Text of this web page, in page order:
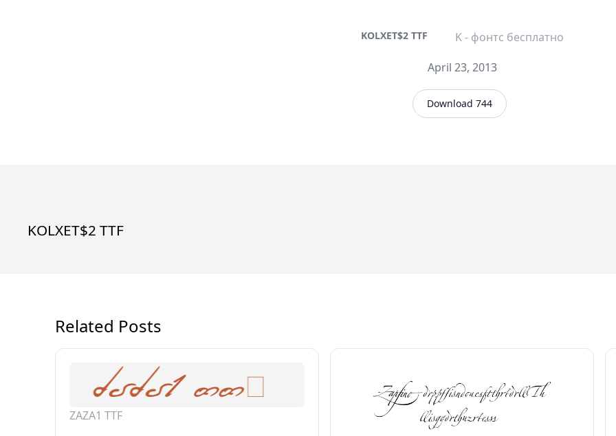
KOLXET$2 TTF
K - фонтс бесплатно
April 23, 2013
Download 744
KOLXET$2 TTF
Related Posts
ZAZA1 TTF